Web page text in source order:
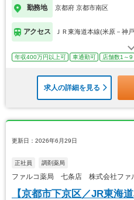
勤務地 京都府 京都市南区
アクセス ＪＲ東海道本線(米原－神
年収400万円以上可 車通勤可 店舗数1～9
求人の詳細を見る
更新日：2026年6月29日
正社員 調剤薬局
ファルコ薬局 七条店 株式会社ファ
【京都市下京区／JR東海